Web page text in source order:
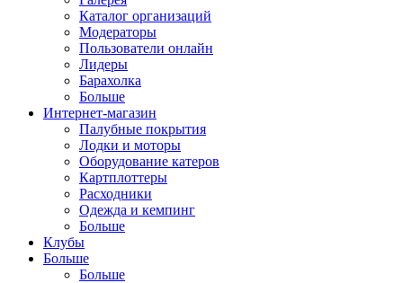
Каталог организаций
Модераторы
Пользователи онлайн
Лидеры
Барахолка
Больше
Интернет-магазин
Палубные покрытия
Лодки и моторы
Оборудование катеров
Картплоттеры
Расходники
Одежда и кемпинг
Больше
Клубы
Больше
Больше